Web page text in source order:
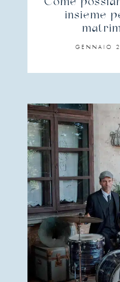
Come
insieme
GENNAIO